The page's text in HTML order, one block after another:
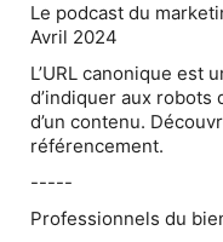
Le podcast du
Avril 2024
L’URL canonique est
d’indiquer aux robots
d’un contenu.
référencement.
-----
Professionnels du